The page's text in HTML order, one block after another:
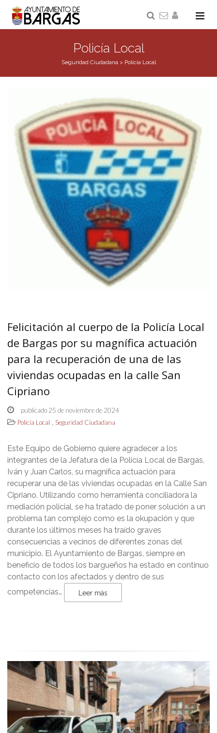
Policía Local
Seguridad Ciudadana> Policía Local
Felicitación al cuerpo de la Policía Local
de Bargas por su magnífica actuación
para la recuperación de una de las
viviendas ocupadas en la calle San
Cipriano
publicado 25 de noviembre de 2024
Policía Local , Seguridad Ciudadana
Este Equipo de Gobierno quiere agradecer a los
integrantes de la Jefatura de la Policía Local de Bargas,
Iván y Juan Carlos, su magnífica actuación para
recuperar una de las viviendas ocupadas en la Calle San
Cipriano. Utilizando como herramienta conciliadora la
mediación policial, se ha tratado de poner solución a un
problema tan complejo como es la okupación y que
durante los últimos meses ha traído graves
consecuencias a vecinos de diferentes zonas del
municipio. El Ayuntamiento de Bargas, siempre en
beneficio de todos los bargueños ha estado en continuo
contacto con los afectados y dentro de sus
competencias…
Leer más